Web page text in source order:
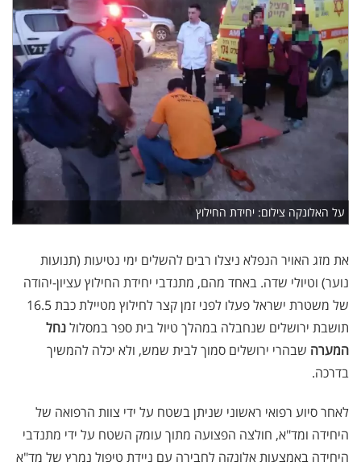
על האלונקה צילום: יחידת החילוץ
את מזג האויר הנפלא ניצלו רבים להשלים ימי נטיעות (תנועות
נוער) וטיולי שדה. באחד מהם, מתנדבי יחידת החילוץ עציון-יהודה
של משטרת ישראל פעלו לפני זמן קצר לחילוץ מטיילת כבת 16.5
תושבת ירושלים שנחבלה במהלך טיול בית ספר במסלולנחל
המערה שבהרי ירושלים סמוך לבית שמש, ולא יכלה להמשיך
בדרכה.
לאחר סיוע רפואי ראשוני שניתן בשטח על ידי צוות הרפואה של
היחידה ומד"א, חולצה הפצועה מתוך עומק השטח על ידי מתנדבי
היחידה באמצעות אלונקה לחבירה עם ניידת טיפול נמרץ של מד"א